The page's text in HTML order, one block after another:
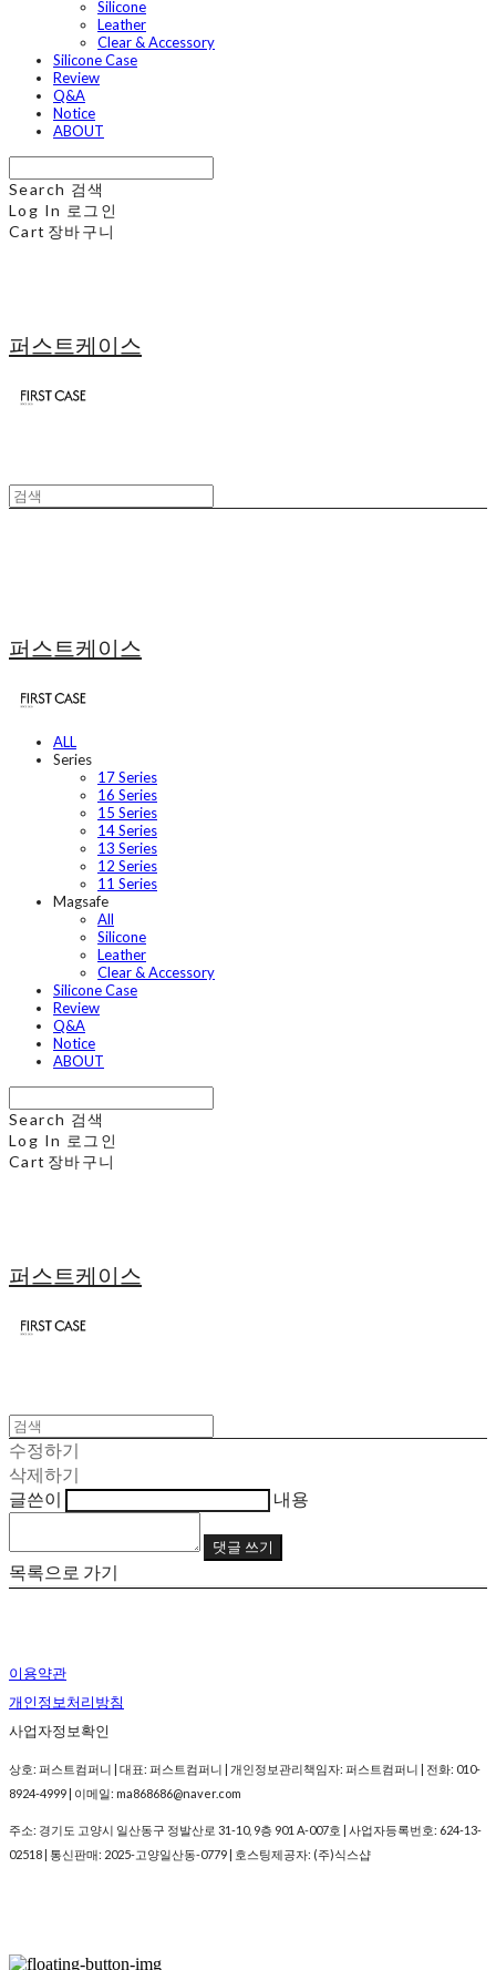
Silicone
Leather
Clear & Accessory
Silicone Case
Review
Q&A
Notice
ABOUT
Search 검색
Log In 로그인
Cart 장바구니
퍼스트케이스
퍼스트케이스
ALL
Series
17 Series
16 Series
15 Series
14 Series
13 Series
12 Series
11 Series
Magsafe
All
Silicone
Leather
Clear & Accessory
Silicone Case
Review
Q&A
Notice
ABOUT
Search 검색
Log In 로그인
Cart 장바구니
퍼스트케이스
수정하기
삭제하기
글쓴이
내용
댓글 쓰기
목록으로 가기
이용약관
개인정보처리방침
사업자정보확인
상호: 퍼스트컴퍼니 | 대표: 퍼스트컴퍼니 | 개인정보관리책임자: 퍼스트컴퍼니 | 전화: 010-
8924-4999 | 이메일: ma868686@naver.com
주소: 경기도 고양시 일산동구 정발산로 31-10, 9층 901 A-007호 | 사업자등록번호: 624-13-
02518 | 통신판매: 2025-고양일산동-0779 | 호스팅제공자: (주)식스샵